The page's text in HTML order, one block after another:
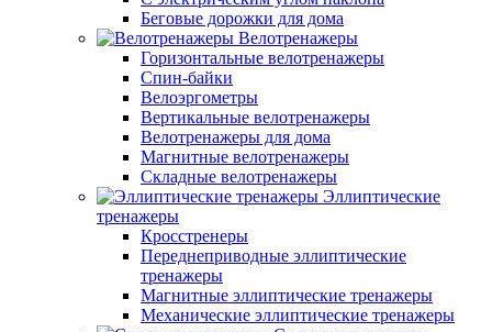
Беговые дорожки для дома
Велотренажеры
Горизонтальные велотренажеры
Спин-байки
Велоэргометры
Вертикальные велотренажеры
Велотренажеры для дома
Магнитные велотренажеры
Складные велотренажеры
Эллиптические
тренажеры
Кросстренеры
Переднеприводные эллиптические
тренажеры
Магнитные эллиптические тренажеры
Механические эллиптические тренажеры